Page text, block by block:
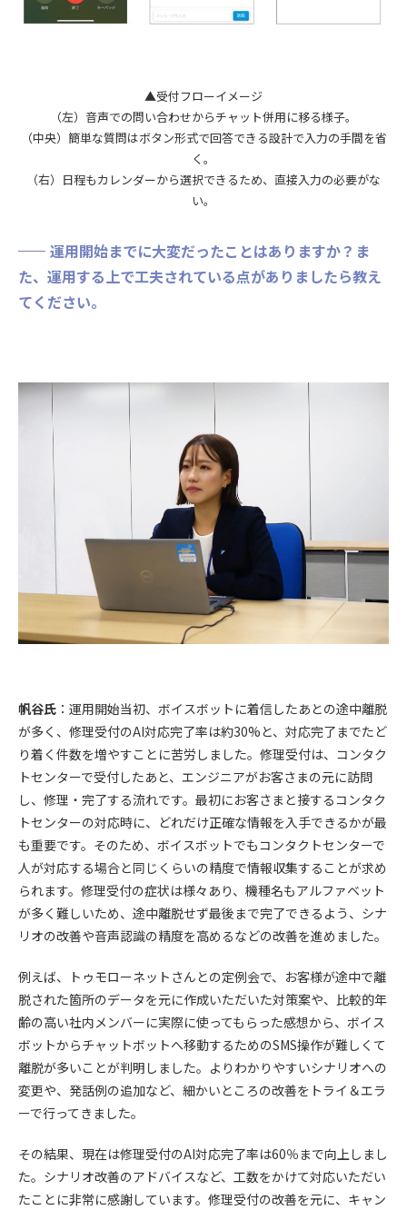
▲受付フローイメージ
（左）音声での問い合わせからチャット併用に移る様子。
（中央）簡単な質問はボタン形式で回答できる設計で入力の手間を省
く。
（右）日程もカレンダーから選択できるため、直接入力の必要がな
い。
運用開始までに大変だったことはありますか？ま
た、運用する上で工夫されている点がありましたら教え
てください。
帆谷氏 ：運用開始当初、ボイスボットに着信したあとの途中離脱
が多く、修理受付のAI対応完了率は約30%と、対応完了までたど
り着く件数を増やすことに苦労しました。修理受付は、コンタク
トセンターで受付したあと、エンジニアがお客さまの元に訪問
し、修理・完了する流れです。最初にお客さまと接するコンタク
トセンターの対応時に、どれだけ正確な情報を入手できるかが最
も重要です。そのため、ボイスボットでもコンタクトセンターで
人が対応する場合と同じくらいの精度で情報収集することが求め
られます。修理受付の症状は様々あり、機種名もアルファベット
が多く難しいため、途中離脱せず最後まで完了できるよう、シナ
リオの改善や音声認識の精度を高めるなどの改善を進めました。
例えば、トゥモローネットさんとの定例会で、お客様が途中で離
脱された箇所のデータを元に作成いただいた対策案や、比較的年
齢の高い社内メンバーに実際に使ってもらった感想から、ボイス
ボットからチャットボットへ移動するためのSMS操作が難しくて
離脱が多いことが判明しました。よりわかりやすいシナリオへの
変更や、発話例の追加など、細かいところの改善をトライ＆エラ
ーで行ってきました。
その結果、現在は修理受付のAI対応完了率は60％まで向上しまし
た。シナリオ改善のアドバイスなど、工数をかけて対応いただい
たことに非常に感謝しています。修理受付の改善を元に、キャン